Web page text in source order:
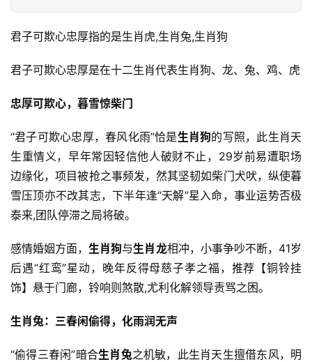
君子可欺心忠厚指的是生肖虎,生肖兔,生肖狗
君子可欺心忠厚是在十二生肖代表生肖狗、龙、兔、鸡、虎
忠厚可欺心，暮雪惊柴门
“君子可欺心忠厚，春风化雨”恰是生肖狗的写照，此生肖天
生重情义，早年常因轻信他人破财不止，29岁前易遭职场
边缘化，项目被抢之事频发，然其坚韧如柴门犬吠，纵使暮
雪压顶亦不改其志，下半年逢“天解”星入命，事业运势否极
泰来,团队停滞之局将破。
感情婚姻方面，生肖狗与生肖龙相冲，小事争吵不断，41岁
后遇“红鸾”星动，晚年反得母慈子孝之福，推荐【铜铃挂
饰】悬于门廊，铃响则煞散,尤利化解领导责骂之困。
生肖兔：三春闲偷得，化雨润无声
“偷得三春闲”暗合生肖兔之机敏，此生肖天生擅借东风，明